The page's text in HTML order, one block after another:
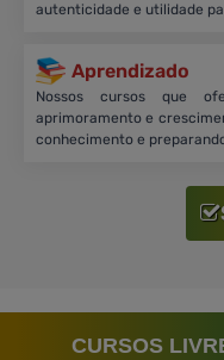
autenticidade e utilidade
Aprendizado
Nossos cursos que
aprimoramento e
conhecimento e
CURSOS